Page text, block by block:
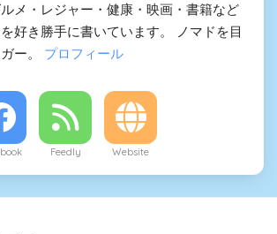
メ・レジャー・健康・映画・書籍など
好き勝手に書いています。 ノマドを目
ー。 プロフィール
Feedly Website